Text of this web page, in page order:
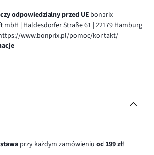
odpowiedzialny przed UE bonprix
mbH | Haldesdorfer Straße 61 | 22179 Hamburg
www.bonprix.pl/pomoc/kontakt/
przy każdym zamówieniu od 199 zł!